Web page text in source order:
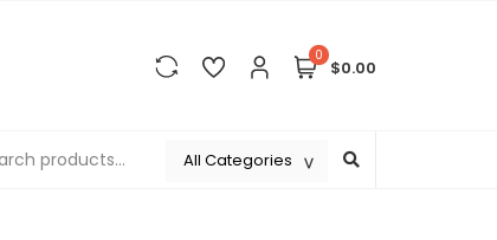
0
$0.00